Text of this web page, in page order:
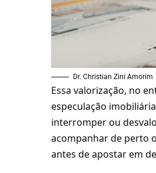
Dr. Christian Zini Amorim
Essa valorização, no
especulação
interromper ou
acompanhar de perto
antes de apostar em